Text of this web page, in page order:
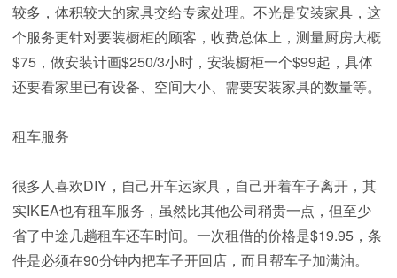
较多，体积较大的家具交给专家处理。不光是安装家具，这
个服务更针对要装橱柜的顾客，收费总体上，测量厨房大概
$75，做安装计画$250/3小时，安装橱柜一个$99起，具体
还要看家里已有设备、空间大小、需要安装家具的数量等。
租车服务
很多人喜欢DIY，自己开车运家具，自己开着车子离开，其
实IKEA也有租车服务，虽然比其他公司稍贵一点，但至少
省了中途几趟租车还车时间。一次租借的价格是$19.95，条
件是必须在90分钟内把车子开回店，而且帮车子加满油。